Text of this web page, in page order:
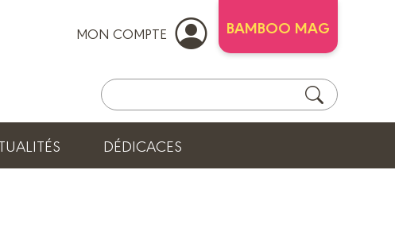
MON COMPTE BAMBOO MAG
DÉDICACES